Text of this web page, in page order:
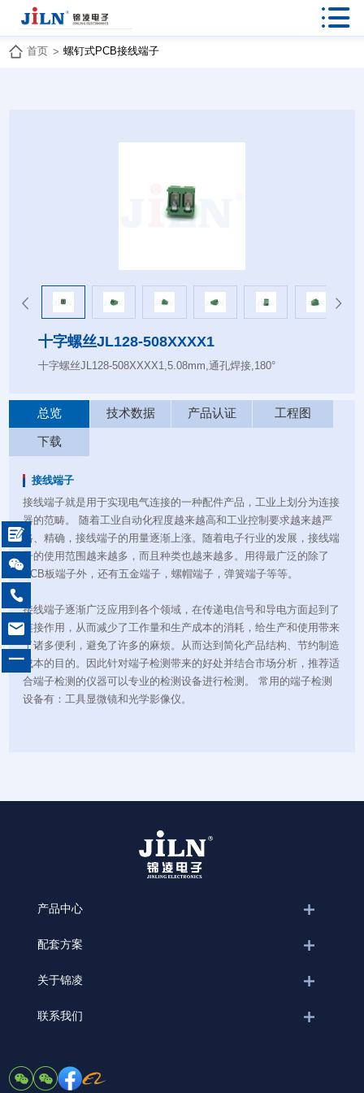

首页 > 螺钉式PCB接线端子
十字螺丝JL128-508XXXX1
十字螺丝JL128-508XXXX1,5.08mm,通孔焊接,180°
总览 技术数据 产品认证 工程图
下载
接线端子
接线端子就是用于实现电气连接的一种配件产品，工业上划分为连接
器的范畴。 随着工业自动化程度越来越高和工业控制要求越来越严
格、精确，接线端子的用量逐渐上涨。随着电子行业的发展，接线端
子的使用范围越来越多，而且种类也越来越多。用得最广泛的除了
PCB板端子外，还有五金端子，螺帽端子，弹簧端子等等。
接线端子逐渐广泛应用到各个领域，在传递电信号和导电方面起到了
连接作用，从而减少了工作量和生产成本的消耗，给生产和使用带来
了诸多便利，避免了许多的麻烦。从而达到简化产品结构、节约制造
成本的目的。因此针对端子检测带来的好处并结合市场分析，推荐适
合端子检测的仪器可以专业的检测设备进行检测。 常用的端子检测
设备有：工具显微镜和光学影像仪。
产品中心
配套方案
关于锦凌
联系我们




一